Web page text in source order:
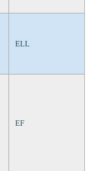
ELL
EF